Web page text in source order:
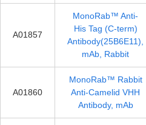
A01857
MonoRab™ Anti-
His Tag (C-term)
Antibody(25B6E11),
mAb, Rabbit
A01860
MonoRab™ Rabbit
Anti-Camelid VHH
Antibody, mAb